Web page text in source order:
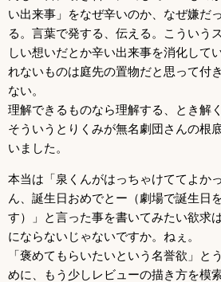
い出来事」をなぜ辛いのか、なぜ嫌だ
る。言葉で発する、伝える。こういう
しい想いだとか辛い出来事を消化して
れないものは庭先の置物だと思って付
ない。
理解できるものなら理解する、とき解く
そういうとりくみが無名劇団さんの根
いました。
本当は「泉くんがはっちゃけててよか
ん、誕生日おめでとー（劇場で誕生日
す）」と言った事を書いてみたい欲求
にならないじゃないですか。ねぇ。
「褒めてもらいたいという名誉欲」と
めに、もう少しレビューの描き方を模